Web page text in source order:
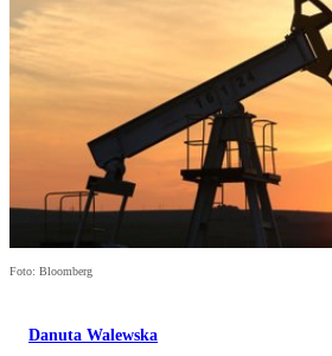
Foto: Bloomberg
Danuta Walewska